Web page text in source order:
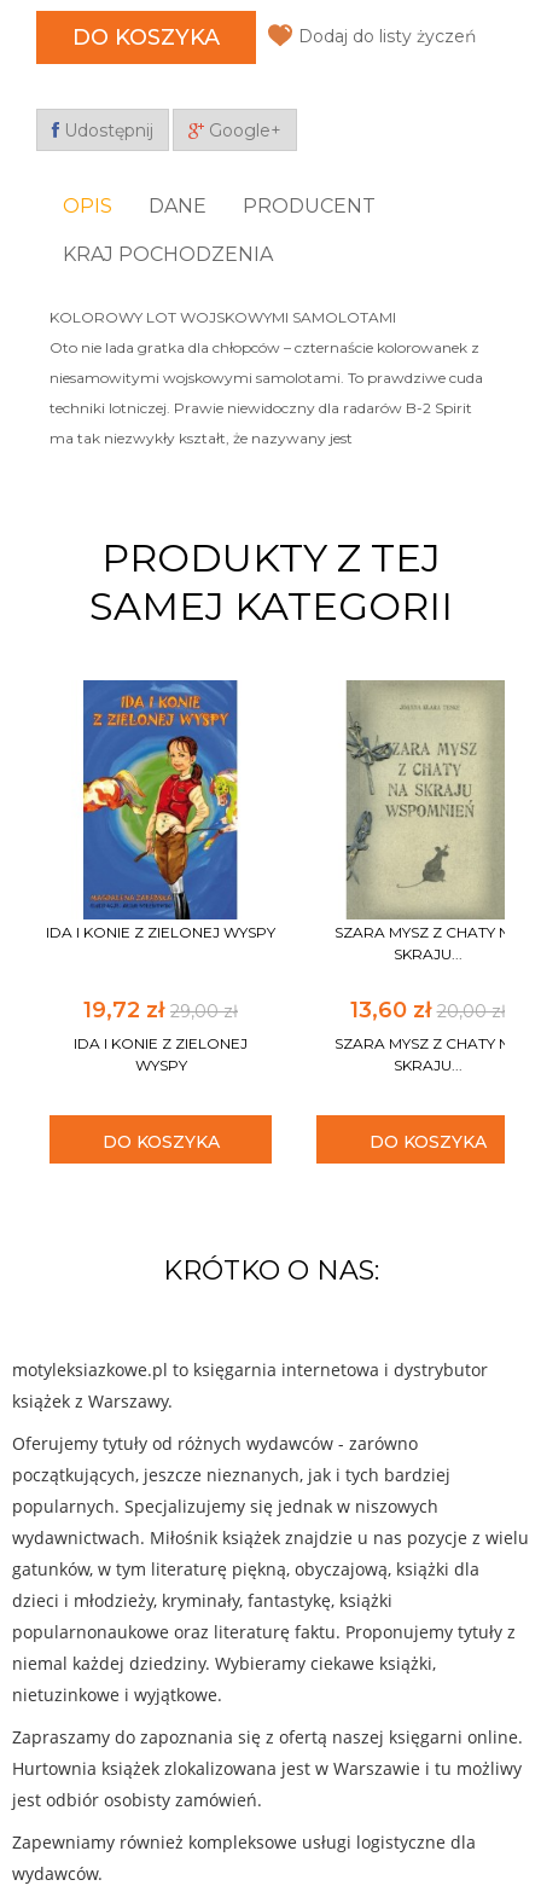
DO KOSZYKA Dodaj do listy życzeń
Udostępnij Google+
OPIS DANE PRODUCENT
KRAJ POCHODZENIA
KOLOROWY LOT WOJSKOWYMI SAMOLOTAMI
Oto nie lada gratka dla chłopców – czternaście kolorowanek z
niesamowitymi wojskowymi samolotami. To prawdziwe cuda
techniki lotniczej. Prawie niewidoczny dla radarów B-2 Spirit
ma tak niezwykły kształt, że nazywany jest
PRODUKTY Z TEJ
SAMEJ KATEGORII
IDA I KONIE Z ZIELONEJ WYSPY
19,72 zł 29,00 zł
IDA I KONIE Z ZIELONEJ
WYSPY
DO KOSZYKA
SZARA MYSZ Z CHATY NA
SKRAJU...
13,60 zł20,00 zł
SZARA MYSZ Z CHATY NA
SKRAJU...
DO KOSZYKA
KRÓTKO O NAS:
motyleksiazkowe.pl to księgarnia internetowa i dystrybutor
książek z Warszawy.
Oferujemy tytuły od różnych wydawców - zarówno
początkujących, jeszcze nieznanych, jak i tych bardziej
popularnych. Specjalizujemy się jednak w niszowych
wydawnictwach. Miłośnik książek znajdzie u nas pozycje z wielu
gatunków, w tym literaturę piękną, obyczajową, książki dla
dzieci i młodzieży, kryminały, fantastykę, książki
popularnonaukowe oraz literaturę faktu. Proponujemy tytuły z
niemal każdej dziedziny. Wybieramy ciekawe książki,
nietuzinkowe i wyjątkowe.
Zapraszamy do zapoznania się z ofertą naszej księgarni online.
Hurtownia książek zlokalizowana jest w Warszawie i tu możliwy
jest odbiór osobisty zamówień.
Zapewniamy również kompleksowe usługi logistyczne dla
wydawców.